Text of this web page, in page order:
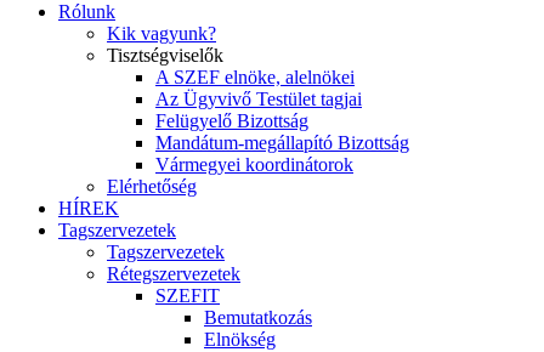
Rólunk
Kik vagyunk?
Tisztségviselők
A SZEF elnöke, alelnökei
Az Ügyvivő Testület tagjai
Felügyelő Bizottság
Mandátum-megállapító Bizottság
Vármegyei koordinátorok
Elérhetőség
HÍREK
Tagszervezetek
Tagszervezetek
Rétegszervezetek
SZEFIT
Bemutatkozás
Elnökség